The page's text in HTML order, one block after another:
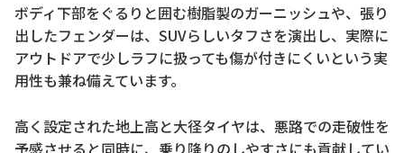
ボディ下部をぐるりと囲む樹脂製のガーニッシュや、張り
出したフェンダーは、SUVらしいタフさを演出し、実際に
アウトドアで少しラフに扱っても傷が付きにくいという実
用性も兼ね備えています。
高く設定された地上高と大径タイヤは、悪路での走破性を
予感させると同時に、乗り降りのしやすさにも貢献してい